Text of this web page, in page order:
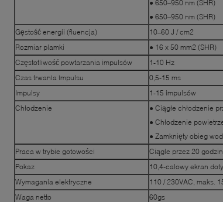
● 650–950 nm (SHR)
● 650–950 nm (SHR)
Gęstość energii (fluencja)
10–60 J / cm2
Rozmiar plamki
● 16 x 50 mm2 (SHR)
Częstotliwość powtarzania impulsów
1-10 Hz
Czas trwania impulsu
0,5-15 ms
Impulsy
1-15 impulsów
Chłodzenie
● Ciągłe chłodzenie
● Chłodzenie
● Zamknięty obieg
Praca w trybie gotowości
Ciągle przez 20 godzin
Pokaz
10,4-calowy ekran
Wymagania elektryczne
110 / 230VAC, maks.
Waga netto
60gs